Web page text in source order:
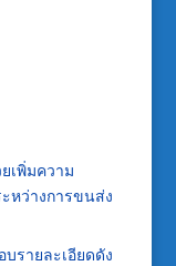
เพิ่มความ
หว่างการขนส่ง
รายละเอียดดัง